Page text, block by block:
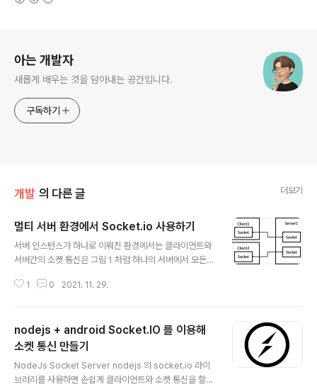
아는 개발자
새롭게 배우는 것을 담아내는 공간입니다.
구독하기
개발 의 다른 글 더보기
멀티 서버 환경에서 Socket.io 사용하기
서버 인스턴스가 하나로 이뤄진 환경에서는 클라이언트와
서버간의 소켓 통신은 그림 1 처럼 하나의 서버에서 모든
이언트와 연결된 모든 소켓 세션을 갖고 있기 때문에 모든
은 그림 2처럼 된다. 클라이언트는 최초에 접속한 서버에
대해서 소켓 세션을 유지하게 되므로 Server1와 Server
2 모두 별도의 소켓 세션을 갖게 된다. 그림 2와 같은 형태
에서 Server1 에서 모든 클라이언트에게 직접 이벤트를
1 0 2021. 11. 29.
nodejs + android Socket.IO 를 이용해
소켓 통신 만들기
NodeJs Socket Server nodejs 의 socket.io 라이
브러리를 사용하면 손쉽게 클라이언트와 소켓 통신을 할